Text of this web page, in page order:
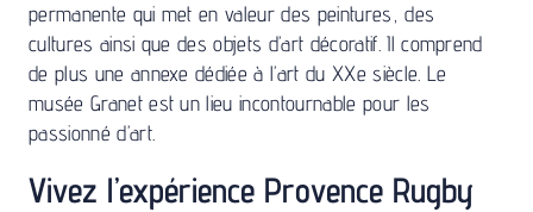
permanente qui met en valeur des peintures, des
cultures ainsi que des objets d’art décoratif. Il comprend
de plus une annexe dédiée à l’art du XXe siècle. Le
musée Granet est un lieu incontournable pour les
passionné d’art.
Vivez l’expérience Provence Rugby